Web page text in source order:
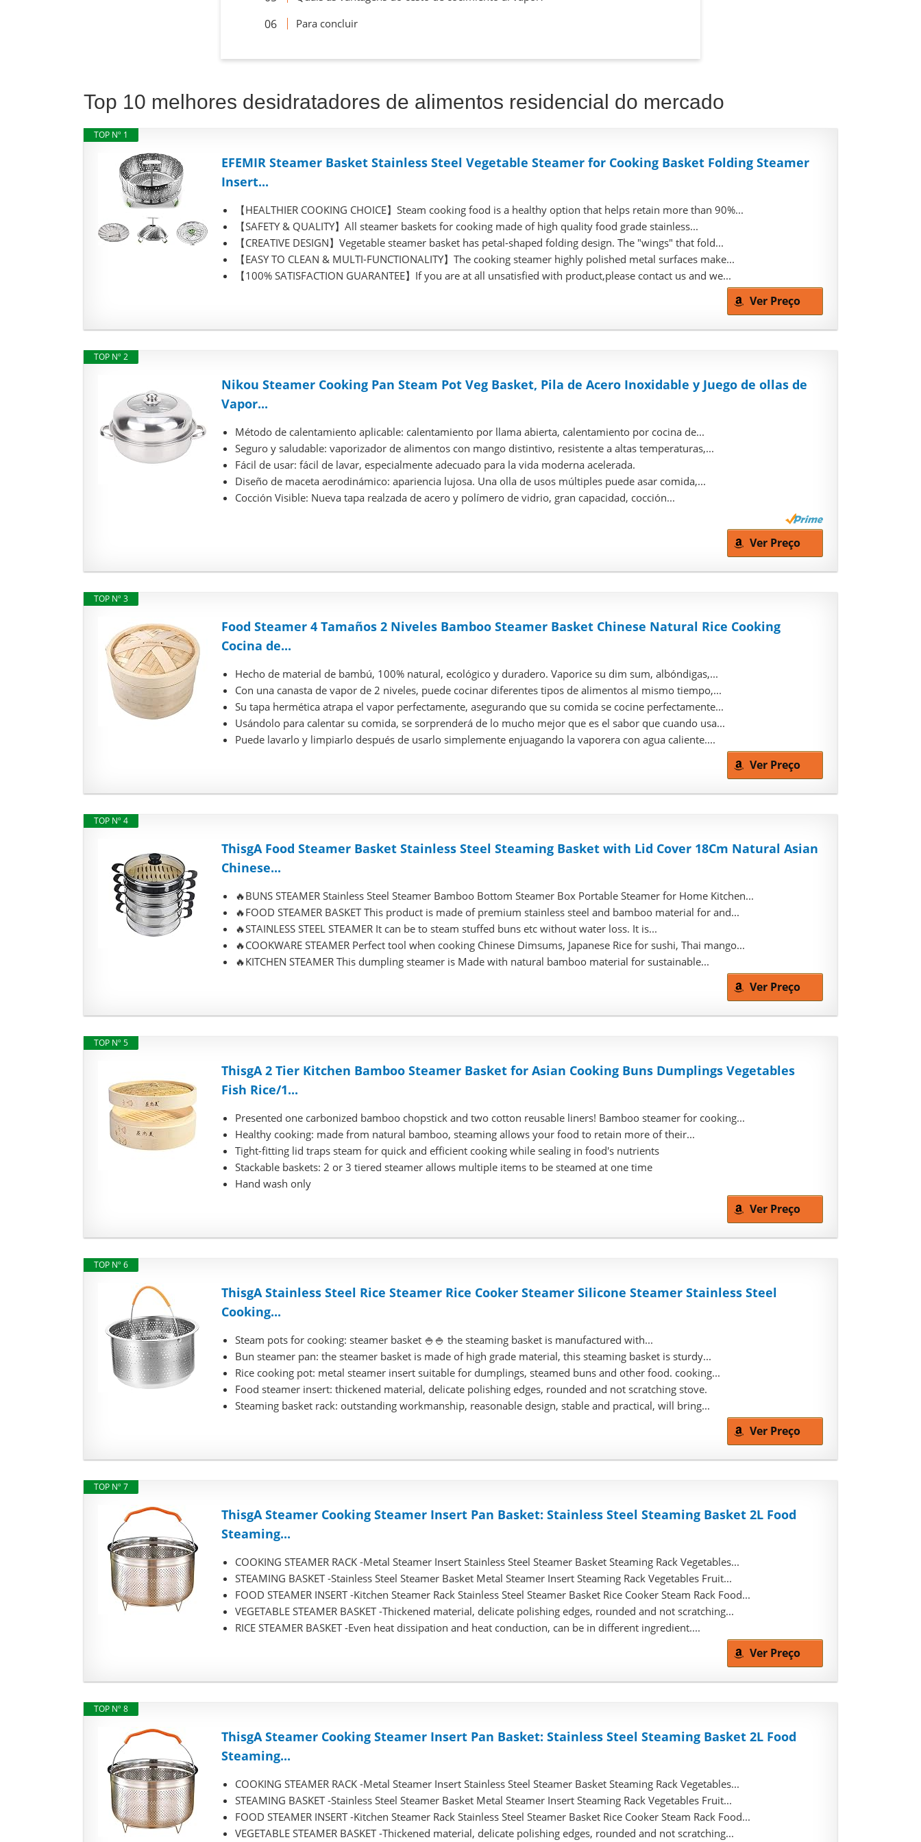
Para concluir
Top 10 melhores desidratadores de alimentos residencial do mercado
TOP Nº 1
EFEMIR Steamer Basket Stainless Steel Vegetable Steamer for Cooking Basket Folding Steamer
Insert...
【HEALTHIER COOKING CHOICE】Steam cooking food is a healthy option that helps retain more than 90%...
【SAFETY & QUALITY】All steamer baskets for cooking made of high quality food grade stainless...
【CREATIVE DESIGN】Vegetable steamer basket has petal-shaped folding design. The "wings" that fold...
【EASY TO CLEAN & MULTI-FUNCTIONALITY】The cooking steamer highly polished metal surfaces make...
【100% SATISFACTION GUARANTEE】If you are at all unsatisfied with product,please contact us and we...
Ver Preço
TOP Nº 2
Nikou Steamer Cooking Pan Steam Pot Veg Basket, Pila de Acero Inoxidable y Juego de ollas de
Vapor...
Método de calentamiento aplicable: calentamiento por llama abierta, calentamiento por cocina de...
Seguro y saludable: vaporizador de alimentos con mango distintivo, resistente a altas temperaturas,...
Fácil de usar: fácil de lavar, especialmente adecuado para la vida moderna acelerada.
Diseño de maceta aerodinámico: apariencia lujosa. Una olla de usos múltiples puede asar comida,...
Cocción Visible: Nueva tapa realzada de acero y polímero de vidrio, gran capacidad, cocción...
Ver Preço
TOP Nº 3
Food Steamer 4 Tamaños 2 Niveles Bamboo Steamer Basket Chinese Natural Rice Cooking
Cocina de...
Hecho de material de bambú, 100% natural, ecológico y duradero. Vaporice su dim sum, albóndigas,...
Con una canasta de vapor de 2 niveles, puede cocinar diferentes tipos de alimentos al mismo tiempo,...
Su tapa hermética atrapa el vapor perfectamente, asegurando que su comida se cocine perfectamente...
Usándolo para calentar su comida, se sorprenderá de lo mucho mejor que es el sabor que cuando usa...
Puede lavarlo y limpiarlo después de usarlo simplemente enjuagando la vaporera con agua caliente....
Ver Preço
TOP Nº 4
ThisgA Food Steamer Basket Stainless Steel Steaming Basket with Lid Cover 18Cm Natural Asian
Chinese...
🔥BUNS STEAMER Stainless Steel Steamer Bamboo Bottom Steamer Box Portable Steamer for Home Kitchen...
🔥FOOD STEAMER BASKET This product is made of premium stainless steel and bamboo material for and...
🔥STAINLESS STEEL STEAMER It can be to steam stuffed buns etc without water loss. It is...
🔥COOKWARE STEAMER Perfect tool when cooking Chinese Dimsums, Japanese Rice for sushi, Thai mango...
🔥KITCHEN STEAMER This dumpling steamer is Made with natural bamboo material for sustainable...
Ver Preço
TOP Nº 5
ThisgA 2 Tier Kitchen Bamboo Steamer Basket for Asian Cooking Buns Dumplings Vegetables
Fish Rice/1...
Presented one carbonized bamboo chopstick and two cotton reusable liners! Bamboo steamer for cooking...
Healthy cooking: made from natural bamboo, steaming allows your food to retain more of their...
Tight-fitting lid traps steam for quick and efficient cooking while sealing in food's nutrients
Stackable baskets: 2 or 3 tiered steamer allows multiple items to be steamed at one time
Hand wash only
Ver Preço
TOP Nº 6
ThisgA Stainless Steel Rice Steamer Rice Cooker Steamer Silicone Steamer Stainless Steel
Cooking...
Steam pots for cooking: steamer basket 🍚🍚 the steaming basket is manufactured with...
Bun steamer pan: the steamer basket is made of high grade material, this steaming basket is sturdy...
Rice cooking pot: metal steamer insert suitable for dumplings, steamed buns and other food. cooking...
Food steamer insert: thickened material, delicate polishing edges, rounded and not scratching stove.
Steaming basket rack: outstanding workmanship, reasonable design, stable and practical, will bring...
Ver Preço
TOP Nº 7
ThisgA Steamer Cooking Steamer Insert Pan Basket: Stainless Steel Steaming Basket 2L Food
Steaming...
COOKING STEAMER RACK -Metal Steamer Insert Stainless Steel Steamer Basket Steaming Rack Vegetables...
STEAMING BASKET -Stainless Steel Steamer Basket Metal Steamer Insert Steaming Rack Vegetables Fruit...
FOOD STEAMER INSERT -Kitchen Steamer Rack Stainless Steel Steamer Basket Rice Cooker Steam Rack Food...
VEGETABLE STEAMER BASKET -Thickened material, delicate polishing edges, rounded and not scratching...
RICE STEAMER BASKET -Even heat dissipation and heat conduction, can be in different ingredient....
Ver Preço
TOP Nº 8
ThisgA Steamer Cooking Steamer Insert Pan Basket: Stainless Steel Steaming Basket 2L Food
Steaming...
COOKING STEAMER RACK -Metal Steamer Insert Stainless Steel Steamer Basket Steaming Rack Vegetables...
STEAMING BASKET -Stainless Steel Steamer Basket Metal Steamer Insert Steaming Rack Vegetables Fruit...
FOOD STEAMER INSERT -Kitchen Steamer Rack Stainless Steel Steamer Basket Rice Cooker Steam Rack Food...
VEGETABLE STEAMER BASKET -Thickened material, delicate polishing edges, rounded and not scratching...